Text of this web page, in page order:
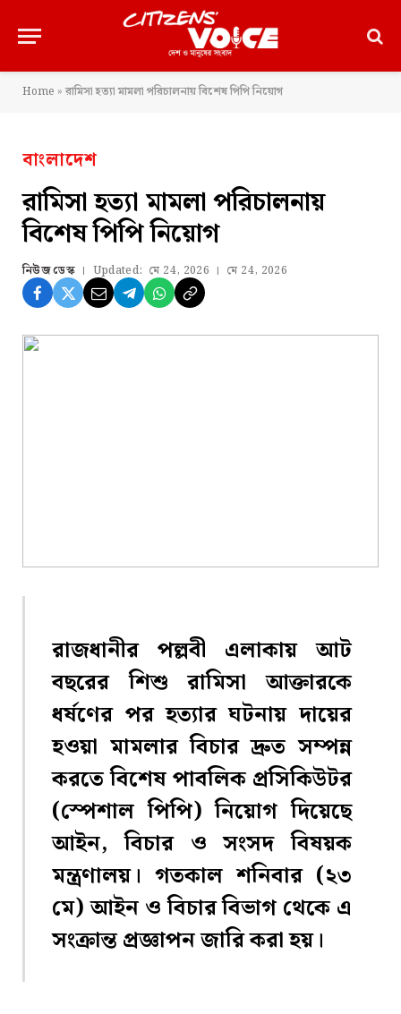
Home » রামিসা হত্যা মামলা পরিচালনায় বিশেষ পিপি নিয়োগ
বাংলাদেশ
রামিসা হত্যা মামলা পরিচালনায়
বিশেষ পিপি নিয়োগ
নিউজ ডেস্ক Updated: মে 24, 2026 মে 24, 2026
রাজধানীর পল্লবী এলাকায় আট
বছরের শিশু রামিসা আক্তারকে
ধর্ষণের পর হত্যার ঘটনায় দায়ের
হওয়া মামলার বিচার দ্রুত সম্পন্ন
করতে বিশেষ পাবলিক প্রসিকিউটর
(স্পেশাল পিপি) নিয়োগ দিয়েছে
আইন, বিচার ও সংসদ বিষয়ক
মন্ত্রণালয়। গতকাল শনিবার (২৩
মে) আইন ও বিচার বিভাগ থেকে এ
সংক্রান্ত প্রজ্ঞাপন জারি করা হয়।